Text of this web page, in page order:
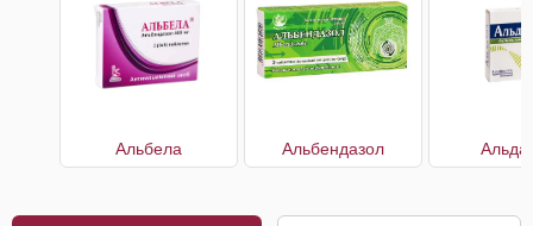
Альбела Альбендазол